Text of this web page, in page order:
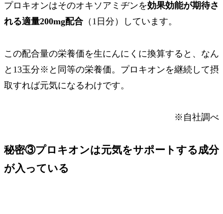
プロキオンはそのオキソアミヂンを効果効能が期待さ
れる適量200mg配合 （1日分）しています。
この配合量の栄養価を生にんにくに換算すると、なん
と 13玉分※ と同等の栄養価。プロキオンを継続して摂
取すれば元気になるわけです。
※自社調べ
秘密③プロキオンは元気をサポートする成分
が入っている